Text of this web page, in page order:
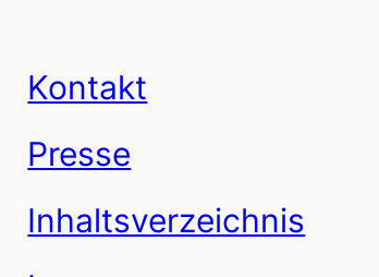
Kontakt
Presse
Inhaltsverzeichnis